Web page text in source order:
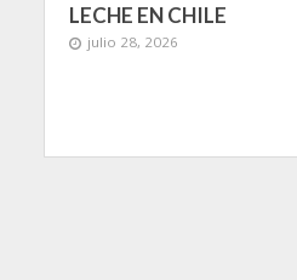
LECHE EN CHILE
julio 28, 2026